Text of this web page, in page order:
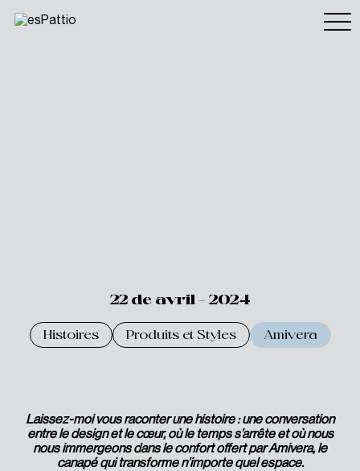
22 de avril - 2024
Histoires Produits et Styles Amivera
Laissez-moi vous raconter une histoire : une conversation
entre le design et le cœur, où le temps s’arrête et où nous
nous immergeons dans le confort offert par Amivera, le
canapé qui transforme n’importe quel espace.